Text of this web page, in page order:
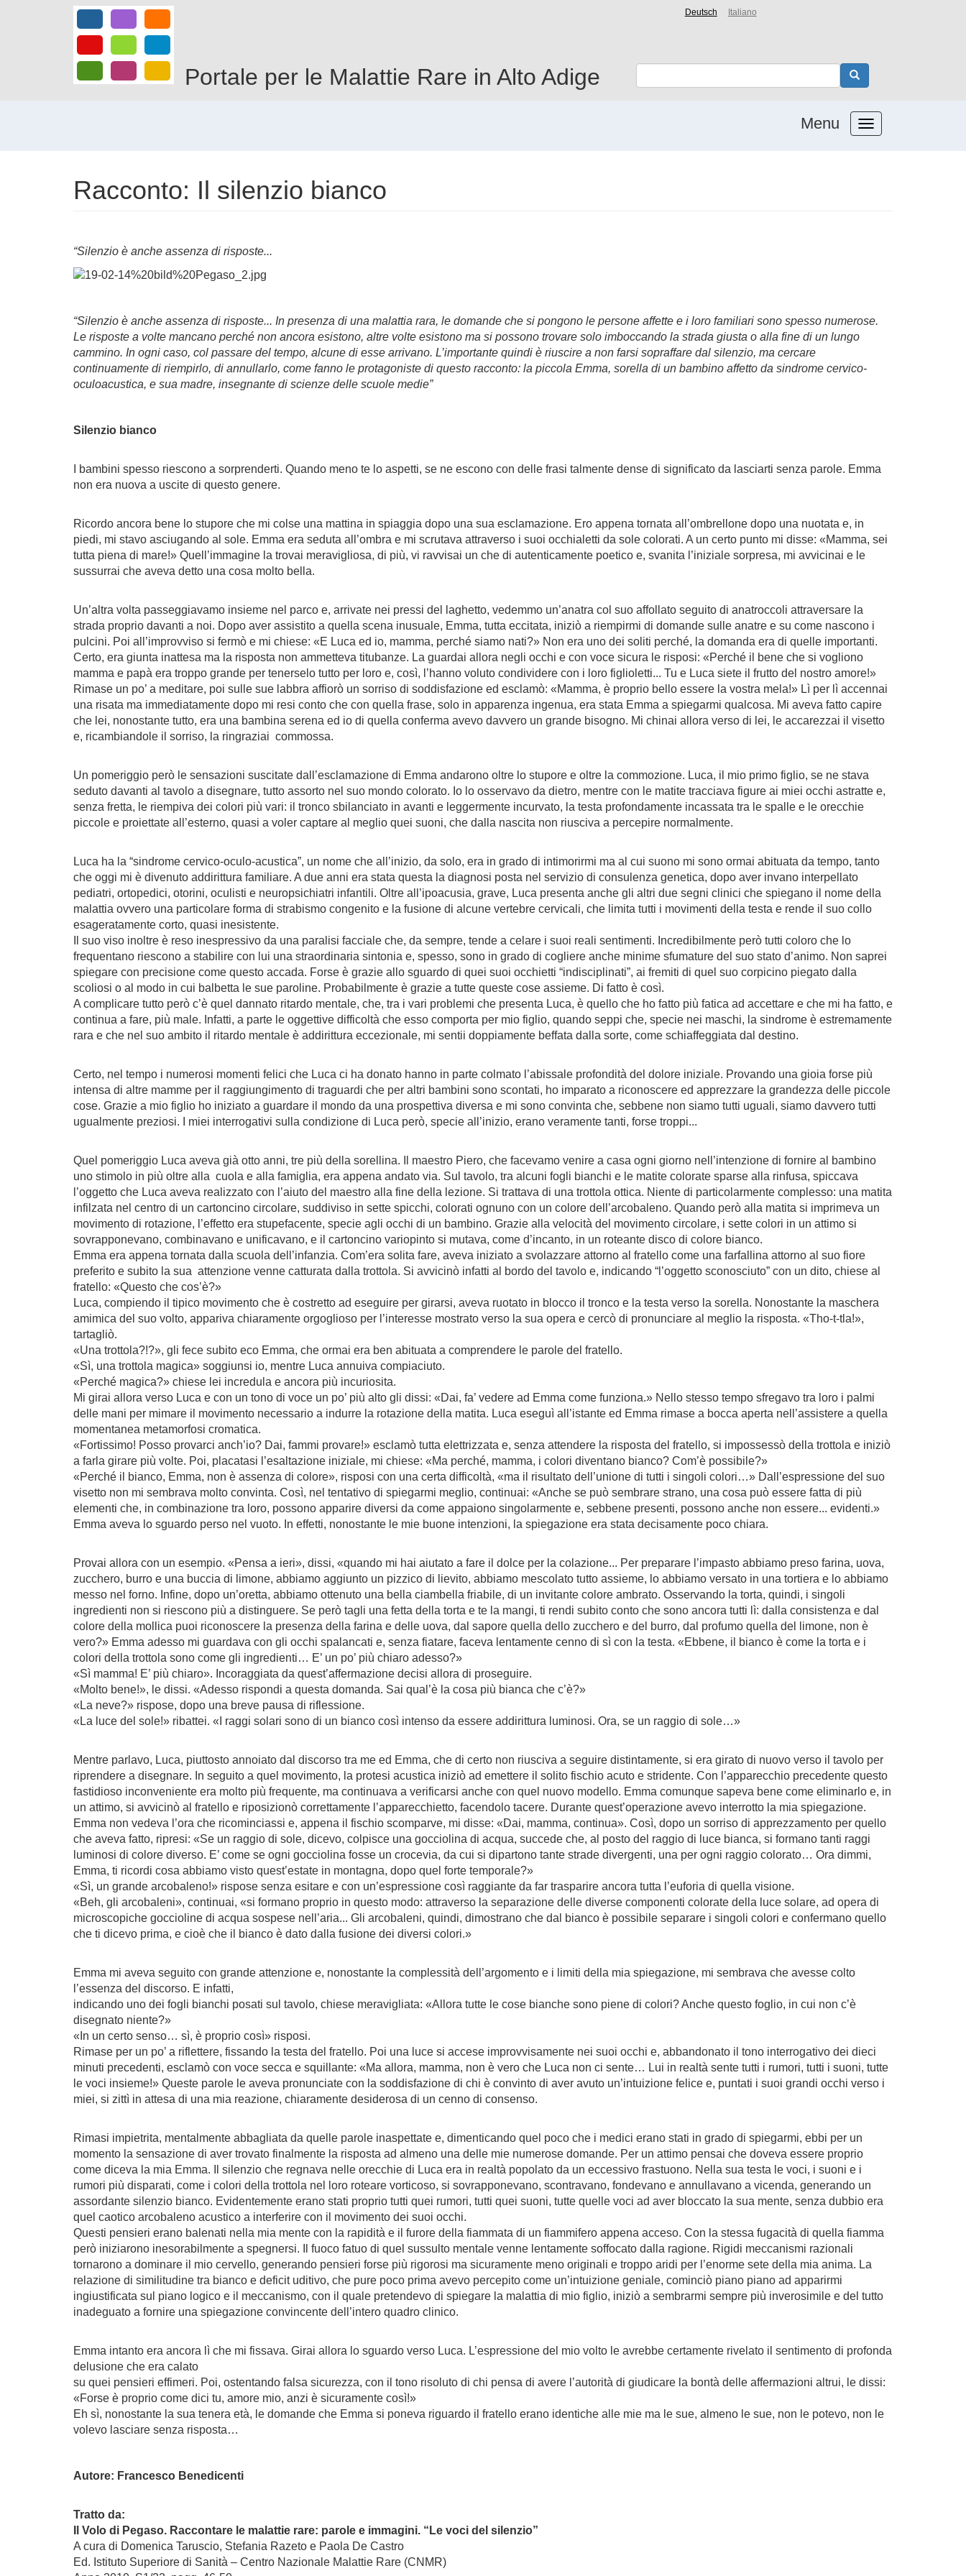
Deutsch Italiano
Portale per le Malattie Rare in Alto Adige
Menu
Racconto: Il silenzio bianco
“Silenzio è anche assenza di risposte...
“Silenzio è anche assenza di risposte... In presenza di una malattia rara, le domande che si pongono le persone affette e i loro familiari sono spesso numerose.
Le risposte a volte mancano perché non ancora esistono, altre volte esistono ma si possono trovare solo imboccando la strada giusta o alla fine di un lungo
cammino. In ogni caso, col passare del tempo, alcune di esse arrivano. L’importante quindi è riuscire a non farsi sopraffare dal silenzio, ma cercare
continuamente di riempirlo, di annullarlo, come fanno le protagoniste di questo racconto: la piccola Emma, sorella di un bambino affetto da sindrome cervico-
oculoacustica, e sua madre, insegnante di scienze delle scuole medie”
Silenzio bianco
I bambini spesso riescono a sorprenderti. Quando meno te lo aspetti, se ne escono con delle frasi talmente dense di significato da lasciarti senza parole. Emma
non era nuova a uscite di questo genere.
Ricordo ancora bene lo stupore che mi colse una mattina in spiaggia dopo una sua esclamazione. Ero appena tornata all’ombrellone dopo una nuotata e, in
piedi, mi stavo asciugando al sole. Emma era seduta all’ombra e mi scrutava attraverso i suoi occhialetti da sole colorati. A un certo punto mi disse: «Mamma, sei
tutta piena di mare!» Quell’immagine la trovai meravigliosa, di più, vi ravvisai un che di autenticamente poetico e, svanita l’iniziale sorpresa, mi avvicinai e le
sussurrai che aveva detto una cosa molto bella.
Un’altra volta passeggiavamo insieme nel parco e, arrivate nei pressi del laghetto, vedemmo un’anatra col suo affollato seguito di anatroccoli attraversare la
strada proprio davanti a noi. Dopo aver assistito a quella scena inusuale, Emma, tutta eccitata, iniziò a riempirmi di domande sulle anatre e su come nascono i
pulcini. Poi all’improvviso si fermò e mi chiese: «E Luca ed io, mamma, perché siamo nati?» Non era uno dei soliti perché, la domanda era di quelle importanti.
Certo, era giunta inattesa ma la risposta non ammetteva titubanze. La guardai allora negli occhi e con voce sicura le risposi: «Perché il bene che si vogliono
mamma e papà era troppo grande per tenerselo tutto per loro e, così, l’hanno voluto condividere con i loro figlioletti... Tu e Luca siete il frutto del nostro amore!»
Rimase un po’ a meditare, poi sulle sue labbra affiorò un sorriso di soddisfazione ed esclamò: «Mamma, è proprio bello essere la vostra mela!» Lì per lì accennai
una risata ma immediatamente dopo mi resi conto che con quella frase, solo in apparenza ingenua, era stata Emma a spiegarmi qualcosa. Mi aveva fatto capire
che lei, nonostante tutto, era una bambina serena ed io di quella conferma avevo davvero un grande bisogno. Mi chinai allora verso di lei, le accarezzai il visetto
e, ricambiandole il sorriso, la ringraziai commossa.
Un pomeriggio però le sensazioni suscitate dall’esclamazione di Emma andarono oltre lo stupore e oltre la commozione. Luca, il mio primo figlio, se ne stava
seduto davanti al tavolo a disegnare, tutto assorto nel suo mondo colorato. Io lo osservavo da dietro, mentre con le matite tracciava figure ai miei occhi astratte e,
senza fretta, le riempiva dei colori più vari: il tronco sbilanciato in avanti e leggermente incurvato, la testa profondamente incassata tra le spalle e le orecchie
piccole e proiettate all’esterno, quasi a voler captare al meglio quei suoni, che dalla nascita non riusciva a percepire normalmente.
Luca ha la “sindrome cervico-oculo-acustica”, un nome che all’inizio, da solo, era in grado di intimorirmi ma al cui suono mi sono ormai abituata da tempo, tanto
che oggi mi è divenuto addirittura familiare. A due anni era stata questa la diagnosi posta nel servizio di consulenza genetica, dopo aver invano interpellato
pediatri, ortopedici, otorini, oculisti e neuropsichiatri infantili. Oltre all’ipoacusia, grave, Luca presenta anche gli altri due segni clinici che spiegano il nome della
malattia ovvero una particolare forma di strabismo congenito e la fusione di alcune vertebre cervicali, che limita tutti i movimenti della testa e rende il suo collo
esageratamente corto, quasi inesistente.
Il suo viso inoltre è reso inespressivo da una paralisi facciale che, da sempre, tende a celare i suoi reali sentimenti. Incredibilmente però tutti coloro che lo
frequentano riescono a stabilire con lui una straordinaria sintonia e, spesso, sono in grado di cogliere anche minime sfumature del suo stato d’animo. Non saprei
spiegare con precisione come questo accada. Forse è grazie allo sguardo di quei suoi occhietti “indisciplinati”, ai fremiti di quel suo corpicino piegato dalla
scoliosi o al modo in cui balbetta le sue paroline. Probabilmente è grazie a tutte queste cose assieme. Di fatto è così.
A complicare tutto però c’è quel dannato ritardo mentale, che, tra i vari problemi che presenta Luca, è quello che ho fatto più fatica ad accettare e che mi ha fatto, e
continua a fare, più male. Infatti, a parte le oggettive difficoltà che esso comporta per mio figlio, quando seppi che, specie nei maschi, la sindrome è estremamente
rara e che nel suo ambito il ritardo mentale è addirittura eccezionale, mi sentii doppiamente beffata dalla sorte, come schiaffeggiata dal destino.
Certo, nel tempo i numerosi momenti felici che Luca ci ha donato hanno in parte colmato l’abissale profondità del dolore iniziale. Provando una gioia forse più
intensa di altre mamme per il raggiungimento di traguardi che per altri bambini sono scontati, ho imparato a riconoscere ed apprezzare la grandezza delle piccole
cose. Grazie a mio figlio ho iniziato a guardare il mondo da una prospettiva diversa e mi sono convinta che, sebbene non siamo tutti uguali, siamo davvero tutti
ugualmente preziosi. I miei interrogativi sulla condizione di Luca però, specie all’inizio, erano veramente tanti, forse troppi...
Quel pomeriggio Luca aveva già otto anni, tre più della sorellina. Il maestro Piero, che facevamo venire a casa ogni giorno nell’intenzione di fornire al bambino
uno stimolo in più oltre alla cuola e alla famiglia, era appena andato via. Sul tavolo, tra alcuni fogli bianchi e le matite colorate sparse alla rinfusa, spiccava
l’oggetto che Luca aveva realizzato con l’aiuto del maestro alla fine della lezione. Si trattava di una trottola ottica. Niente di particolarmente complesso: una matita
infilzata nel centro di un cartoncino circolare, suddiviso in sette spicchi, colorati ognuno con un colore dell’arcobaleno. Quando però alla matita si imprimeva un
movimento di rotazione, l’effetto era stupefacente, specie agli occhi di un bambino. Grazie alla velocità del movimento circolare, i sette colori in un attimo si
sovrapponevano, combinavano e unificavano, e il cartoncino variopinto si mutava, come d’incanto, in un roteante disco di colore bianco.
Emma era appena tornata dalla scuola dell’infanzia. Com’era solita fare, aveva iniziato a svolazzare attorno al fratello come una farfallina attorno al suo fiore
preferito e subito la sua attenzione venne catturata dalla trottola. Si avvicinò infatti al bordo del tavolo e, indicando “l’oggetto sconosciuto” con un dito, chiese al
fratello: «Questo che cos’è?»
Luca, compiendo il tipico movimento che è costretto ad eseguire per girarsi, aveva ruotato in blocco il tronco e la testa verso la sorella. Nonostante la maschera
amimica del suo volto, appariva chiaramente orgoglioso per l’interesse mostrato verso la sua opera e cercò di pronunciare al meglio la risposta. «Tho-t-tla!»,
tartagliò.
«Una trottola?!?», gli fece subito eco Emma, che ormai era ben abituata a comprendere le parole del fratello.
«Sì, una trottola magica» soggiunsi io, mentre Luca annuiva compiaciuto.
«Perché magica?» chiese lei incredula e ancora più incuriosita.
Mi girai allora verso Luca e con un tono di voce un po’ più alto gli dissi: «Dai, fa’ vedere ad Emma come funziona.» Nello stesso tempo sfregavo tra loro i palmi
delle mani per mimare il movimento necessario a indurre la rotazione della matita. Luca eseguì all’istante ed Emma rimase a bocca aperta nell’assistere a quella
momentanea metamorfosi cromatica.
«Fortissimo! Posso provarci anch’io? Dai, fammi provare!» esclamò tutta elettrizzata e, senza attendere la risposta del fratello, si impossessò della trottola e iniziò
a farla girare più volte. Poi, placatasi l’esaltazione iniziale, mi chiese: «Ma perché, mamma, i colori diventano bianco? Com’è possibile?»
«Perché il bianco, Emma, non è assenza di colore», risposi con una certa difficoltà, «ma il risultato dell’unione di tutti i singoli colori…» Dall’espressione del suo
visetto non mi sembrava molto convinta. Così, nel tentativo di spiegarmi meglio, continuai: «Anche se può sembrare strano, una cosa può essere fatta di più
elementi che, in combinazione tra loro, possono apparire diversi da come appaiono singolarmente e, sebbene presenti, possono anche non essere... evidenti.»
Emma aveva lo sguardo perso nel vuoto. In effetti, nonostante le mie buone intenzioni, la spiegazione era stata decisamente poco chiara.
Provai allora con un esempio. «Pensa a ieri», dissi, «quando mi hai aiutato a fare il dolce per la colazione... Per preparare l’impasto abbiamo preso farina, uova,
zucchero, burro e una buccia di limone, abbiamo aggiunto un pizzico di lievito, abbiamo mescolato tutto assieme, lo abbiamo versato in una tortiera e lo abbiamo
messo nel forno. Infine, dopo un’oretta, abbiamo ottenuto una bella ciambella friabile, di un invitante colore ambrato. Osservando la torta, quindi, i singoli
ingredienti non si riescono più a distinguere. Se però tagli una fetta della torta e te la mangi, ti rendi subito conto che sono ancora tutti lì: dalla consistenza e dal
colore della mollica puoi riconoscere la presenza della farina e delle uova, dal sapore quella dello zucchero e del burro, dal profumo quella del limone, non è
vero?» Emma adesso mi guardava con gli occhi spalancati e, senza fiatare, faceva lentamente cenno di sì con la testa. «Ebbene, il bianco è come la torta e i
colori della trottola sono come gli ingredienti… E’ un po’ più chiaro adesso?»
«Sì mamma! E’ più chiaro». Incoraggiata da quest’affermazione decisi allora di proseguire.
«Molto bene!», le dissi. «Adesso rispondi a questa domanda. Sai qual’è la cosa più bianca che c’è?»
«La neve?» rispose, dopo una breve pausa di riflessione.
«La luce del sole!» ribattei. «I raggi solari sono di un bianco così intenso da essere addirittura luminosi. Ora, se un raggio di sole…»
Mentre parlavo, Luca, piuttosto annoiato dal discorso tra me ed Emma, che di certo non riusciva a seguire distintamente, si era girato di nuovo verso il tavolo per
riprendere a disegnare. In seguito a quel movimento, la protesi acustica iniziò ad emettere il solito fischio acuto e stridente. Con l’apparecchio precedente questo
fastidioso inconveniente era molto più frequente, ma continuava a verificarsi anche con quel nuovo modello. Emma comunque sapeva bene come eliminarlo e, in
un attimo, si avvicinò al fratello e riposizionò correttamente l’apparecchietto, facendolo tacere. Durante quest’operazione avevo interrotto la mia spiegazione.
Emma non vedeva l’ora che ricominciassi e, appena il fischio scomparve, mi disse: «Dai, mamma, continua». Così, dopo un sorriso di apprezzamento per quello
che aveva fatto, ripresi: «Se un raggio di sole, dicevo, colpisce una gocciolina di acqua, succede che, al posto del raggio di luce bianca, si formano tanti raggi
luminosi di colore diverso. E’ come se ogni gocciolina fosse un crocevia, da cui si dipartono tante strade divergenti, una per ogni raggio colorato… Ora dimmi,
Emma, ti ricordi cosa abbiamo visto quest’estate in montagna, dopo quel forte temporale?»
«Sì, un grande arcobaleno!» rispose senza esitare e con un’espressione così raggiante da far trasparire ancora tutta l’euforia di quella visione.
«Beh, gli arcobaleni», continuai, «si formano proprio in questo modo: attraverso la separazione delle diverse componenti colorate della luce solare, ad opera di
microscopiche goccioline di acqua sospese nell’aria... Gli arcobaleni, quindi, dimostrano che dal bianco è possibile separare i singoli colori e confermano quello
che ti dicevo prima, e cioè che il bianco è dato dalla fusione dei diversi colori.»
Emma mi aveva seguito con grande attenzione e, nonostante la complessità dell’argomento e i limiti della mia spiegazione, mi sembrava che avesse colto
l’essenza del discorso. E infatti,
indicando uno dei fogli bianchi posati sul tavolo, chiese meravigliata: «Allora tutte le cose bianche sono piene di colori? Anche questo foglio, in cui non c’è
disegnato niente?»
«In un certo senso… sì, è proprio così» risposi.
Rimase per un po’ a riflettere, fissando la testa del fratello. Poi una luce si accese improvvisamente nei suoi occhi e, abbandonato il tono interrogativo dei dieci
minuti precedenti, esclamò con voce secca e squillante: «Ma allora, mamma, non è vero che Luca non ci sente… Lui in realtà sente tutti i rumori, tutti i suoni, tutte
le voci insieme!» Queste parole le aveva pronunciate con la soddisfazione di chi è convinto di aver avuto un’intuizione felice e, puntati i suoi grandi occhi verso i
miei, si zittì in attesa di una mia reazione, chiaramente desiderosa di un cenno di consenso.
Rimasi impietrita, mentalmente abbagliata da quelle parole inaspettate e, dimenticando quel poco che i medici erano stati in grado di spiegarmi, ebbi per un
momento la sensazione di aver trovato finalmente la risposta ad almeno una delle mie numerose domande. Per un attimo pensai che doveva essere proprio
come diceva la mia Emma. Il silenzio che regnava nelle orecchie di Luca era in realtà popolato da un eccessivo frastuono. Nella sua testa le voci, i suoni e i
rumori più disparati, come i colori della trottola nel loro roteare vorticoso, si sovrapponevano, scontravano, fondevano e annullavano a vicenda, generando un
assordante silenzio bianco. Evidentemente erano stati proprio tutti quei rumori, tutti quei suoni, tutte quelle voci ad aver bloccato la sua mente, senza dubbio era
quel caotico arcobaleno acustico a interferire con il movimento dei suoi occhi.
Questi pensieri erano balenati nella mia mente con la rapidità e il furore della fiammata di un fiammifero appena acceso. Con la stessa fugacità di quella fiamma
però iniziarono inesorabilmente a spegnersi. Il fuoco fatuo di quel sussulto mentale venne lentamente soffocato dalla ragione. Rigidi meccanismi razionali
tornarono a dominare il mio cervello, generando pensieri forse più rigorosi ma sicuramente meno originali e troppo aridi per l’enorme sete della mia anima. La
relazione di similitudine tra bianco e deficit uditivo, che pure poco prima avevo percepito come un’intuizione geniale, cominciò piano piano ad apparirmi
ingiustificata sul piano logico e il meccanismo, con il quale pretendevo di spiegare la malattia di mio figlio, iniziò a sembrarmi sempre più inverosimile e del tutto
inadeguato a fornire una spiegazione convincente dell’intero quadro clinico.
Emma intanto era ancora lì che mi fissava. Girai allora lo sguardo verso Luca. L’espressione del mio volto le avrebbe certamente rivelato il sentimento di profonda
delusione che era calato
su quei pensieri effimeri. Poi, ostentando falsa sicurezza, con il tono risoluto di chi pensa di avere l’autorità di giudicare la bontà delle affermazioni altrui, le dissi:
«Forse è proprio come dici tu, amore mio, anzi è sicuramente così!»
Eh sì, nonostante la sua tenera età, le domande che Emma si poneva riguardo il fratello erano identiche alle mie ma le sue, almeno le sue, non le potevo, non le
volevo lasciare senza risposta…
Autore: Francesco Benedicenti
Tratto da:
Il Volo di Pegaso. Raccontare le malattie rare: parole e immagini. “Le voci del silenzio”
A cura di Domenica Taruscio, Stefania Razeto e Paola De Castro
Ed. Istituto Superiore di Sanità – Centro Nazionale Malattie Rare (CNMR)